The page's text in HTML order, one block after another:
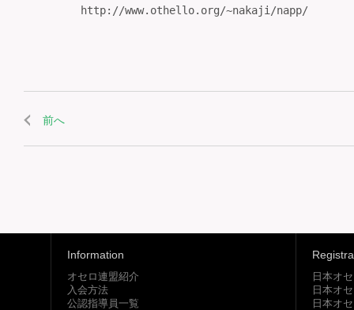
         http://www.othello.org/~nakaji/napp/
前へ
Information
オセロ連盟紹介
入会方法
公認指導員一覧
日本オ
日本オ
日本オ